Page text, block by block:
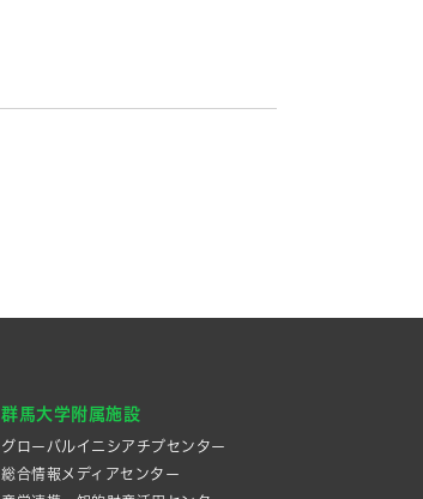
群馬大学附属施設
グローバルイニシアチブセンター
総合情報メディアセンター